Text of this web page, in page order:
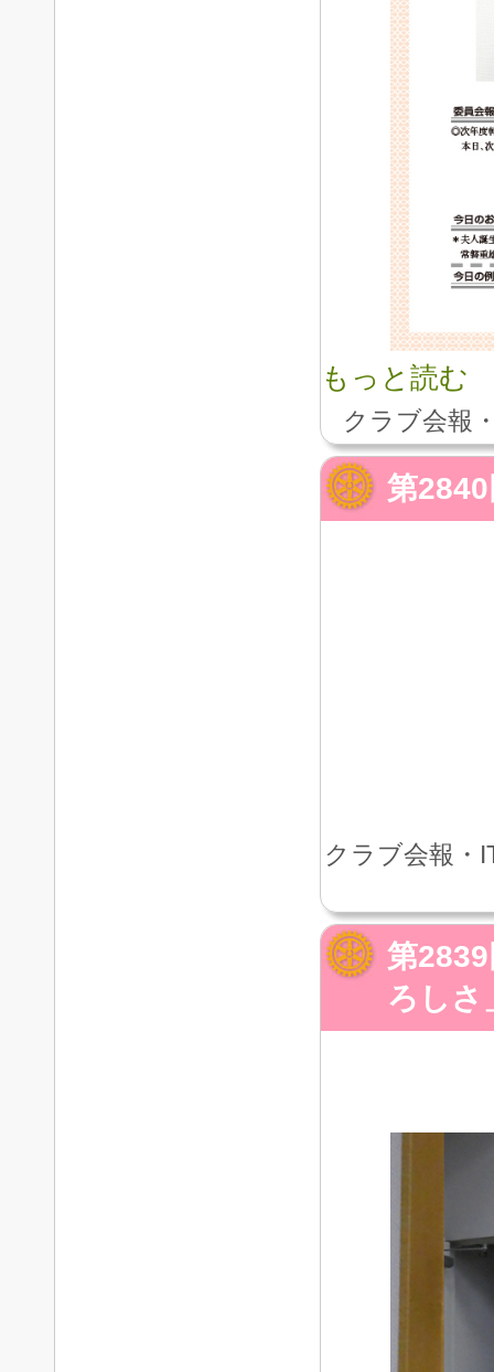
もっと読む
クラブ会報
第
クラブ会報・
第
ろしさ